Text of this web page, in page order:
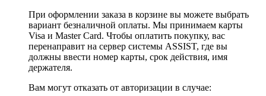
При оформлении заказа в корзине вы можете выбрать
вариант безналичной оплаты. Мы принимаем карты
Visa и Master Card. Чтобы оплатить покупку, вас
перенаправит на сервер системы ASSIST, где вы
должны ввести номер карты, срок действия, имя
держателя.
Вам могут отказать от авторизации в случае: